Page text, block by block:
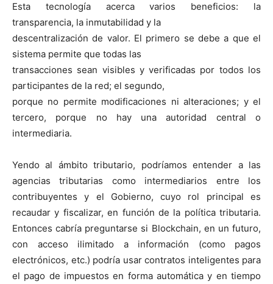
Esta tecnología acerca varios beneficios: la
transparencia, la inmutabilidad y la
descentralización de valor. El primero se debe a que el
sistema permite que todas las
transacciones sean visibles y verificadas por todos los
participantes de la red; el segundo,
porque no permite modificaciones ni alteraciones; y el
tercero, porque no hay una autoridad central o
intermediaria.
Yendo al ámbito tributario, podríamos entender a las
agencias tributarias como intermediarios entre los
contribuyentes y el Gobierno, cuyo rol principal es
recaudar y fiscalizar, en función de la política tributaria.
Entonces cabría preguntarse si Blockchain, en un futuro,
con acceso ilimitado a información (como pagos
electrónicos, etc.) podría usar contratos inteligentes para
el pago de impuestos en forma automática y en tiempo